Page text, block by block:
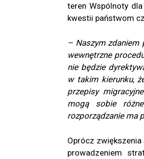
teren Wspólnoty
kwestii państwom
– Naszym zdaniem
wewnętrzne
nie będzie
w takim kierunku,
przepisy
mogą sobie
rozporządzanie ma
Oprócz
prowadzeniem